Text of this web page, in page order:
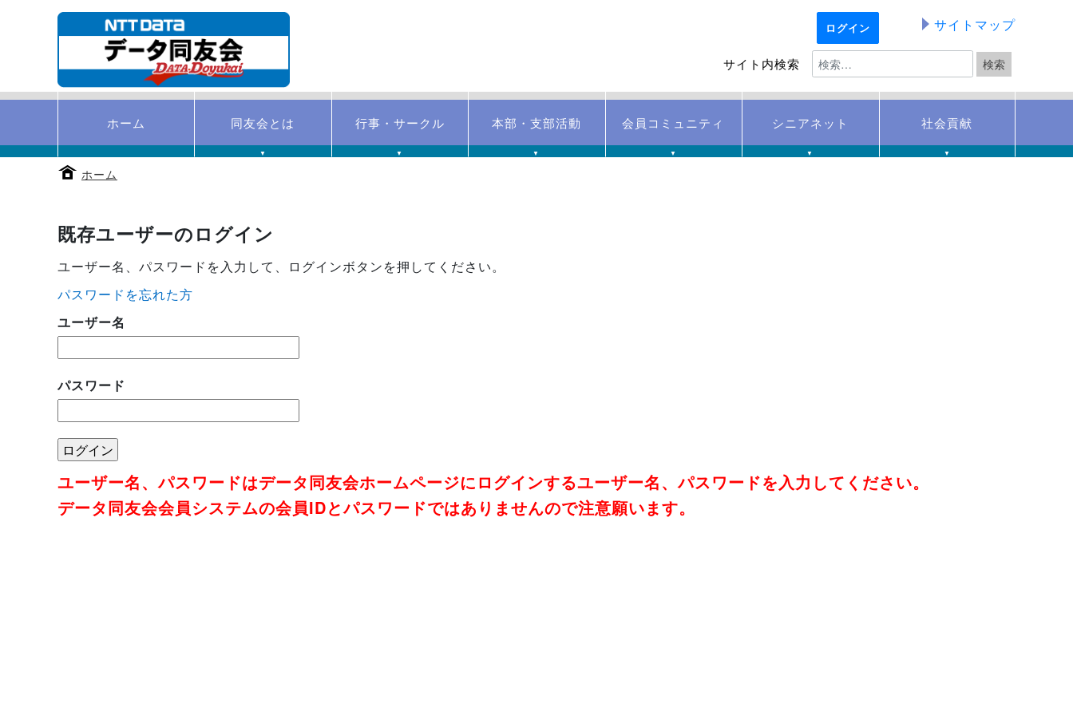
す
ログイン サイトマップ
サイト内検索
ホーム 同友会とは
▼
行事・サークル
▼
本部・支部活動
▼
会員コミュニティ
▼
シニアネット
▼
社会貢献
▼
ホーム
既存ユーザーのログイン
ユーザー名、パスワードを入力して、ログインボタンを押してください。
パスワードを忘れた方
ユーザー名
パスワード
ユーザー名、パスワードはデータ同友会ホームページにログインするユーザー名、パスワードを入力してください。
データ同友会会員システムの会員IDとパスワードではありませんので注意願います。